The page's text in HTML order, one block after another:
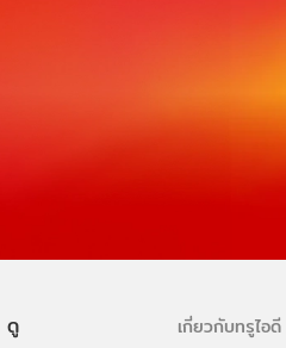
ดู
เกี่ยวกับทรูไอดี